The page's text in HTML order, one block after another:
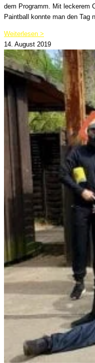
dem Programm. Mit leckerem
Paintball konnte man den Tag
Weiterlesen >
14. August 2019